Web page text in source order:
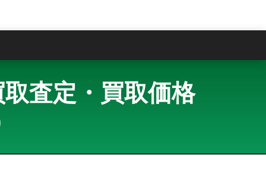
査定・買取価格